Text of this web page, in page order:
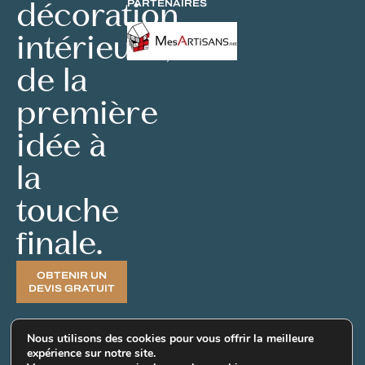
décoration
intérieure,
de la
première
idée à
la
touche
finale.
OBTENIR UN
DEVIS GRATUIT
PARTENAIRES
© 2026 Tous droits réservés Hadecoville
Nous utilisons des cookies pour vous offrir la meilleure
expérience sur notre site.